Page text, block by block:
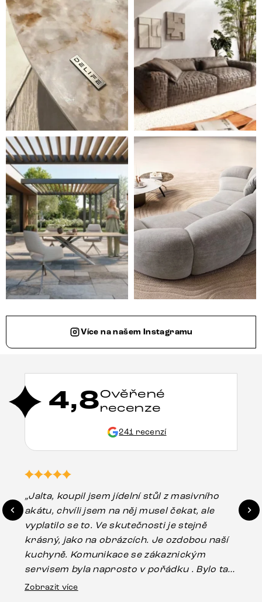
Styl, odolnost a společné chvíle pod širým nebem.
Ne každá pohovka je jen
Více na našem Instagramu
4,8Ověřené
recenze
241 recenzí
„Jalta, koupil jsem jídelní stůl z masivního
akátu, chvíli jsem na něj musel čekat, ale
vyplatilo se to. Ve skutečnosti je stejně
krásný, jako na obrázcích. Je ozdobou naší
kuchyně. Komunikace se zákaznickým
servisem byla naprosto v pořádku . Bylo tam
drobné poškození u nohy stolu, které mohlo
Zobrazit více